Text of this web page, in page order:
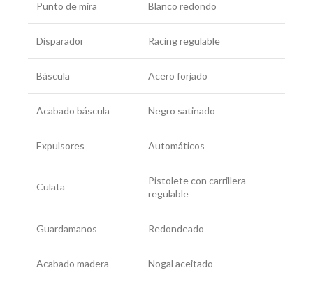
Punto de mira Blanco redondo
Disparador Racing regulable
Báscula Acero forjado
Acabado báscula Negro satinado
Expulsores Automáticos
Culata
Pistolete con carrillera
regulable
Guardamanos Redondeado
Acabado madera Nogal aceitado